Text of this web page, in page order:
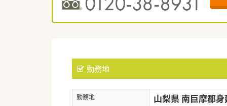
勤務地
勤務地 山梨県 南巨摩郡